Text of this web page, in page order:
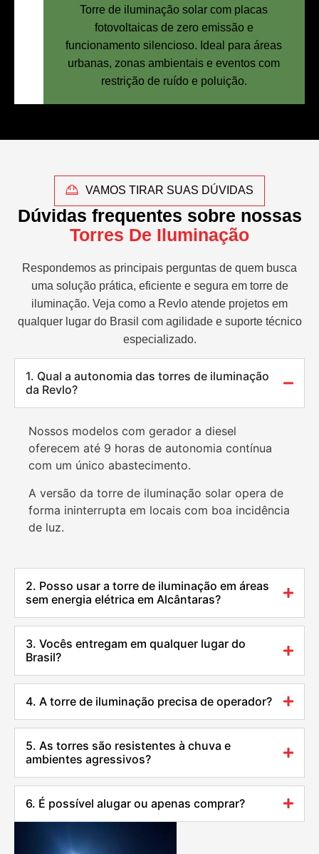
Torre de iluminação solar com placas
fotovoltaicas de zero emissão e
funcionamento silencioso. Ideal para áreas
urbanas, zonas ambientais e eventos com
restrição de ruído e poluição.
VAMOS TIRAR SUAS DÚVIDAS
Dúvidas frequentes sobre nossas
Torres De Iluminação
Respondemos as principais perguntas de quem busca
uma solução prática, eficiente e segura em torre de
iluminação. Veja como a Revlo atende projetos em
qualquer lugar do Brasil com agilidade e suporte técnico
especializado.
1. Qual a autonomia das torres de iluminação
da Revlo?
Nossos modelos com gerador a diesel
oferecem até 9 horas de autonomia contínua
com um único abastecimento.
A versão da torre de iluminação solar opera de
forma ininterrupta em locais com boa incidência
de luz.
2. Posso usar a torre de iluminação em áreas
sem energia elétrica em Alcântaras?
3. Vocês entregam em qualquer lugar do
Brasil?
4. A torre de iluminação precisa de operador?
5. As torres são resistentes à chuva e
ambientes agressivos?
6. É possível alugar ou apenas comprar?